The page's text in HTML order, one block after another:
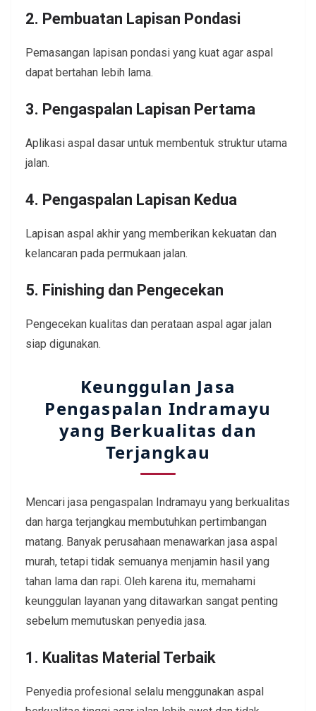
2. Pembuatan Lapisan Pondasi
Pemasangan lapisan pondasi yang kuat agar aspal
dapat bertahan lebih lama.
3. Pengaspalan Lapisan Pertama
Aplikasi aspal dasar untuk membentuk struktur utama
jalan.
4. Pengaspalan Lapisan Kedua
Lapisan aspal akhir yang memberikan kekuatan dan
kelancaran pada permukaan jalan.
5. Finishing dan Pengecekan
Pengecekan kualitas dan perataan aspal agar jalan
siap digunakan.
Keunggulan Jasa
Pengaspalan Indramayu
yang Berkualitas dan
Terjangkau
Mencari jasa pengaspalan Indramayu yang berkualitas
dan harga terjangkau membutuhkan pertimbangan
matang. Banyak perusahaan menawarkan jasa aspal
murah, tetapi tidak semuanya menjamin hasil yang
tahan lama dan rapi. Oleh karena itu, memahami
keunggulan layanan yang ditawarkan sangat penting
sebelum memutuskan penyedia jasa.
1. Kualitas Material Terbaik
Penyedia profesional selalu menggunakan aspal